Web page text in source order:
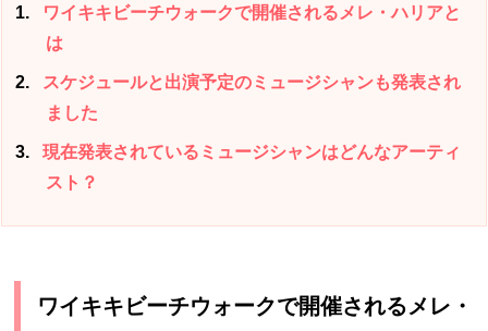
1
ワイキキビーチウォークで開催されるメレ・ハリアと
は
2
スケジュールと出演予定のミュージシャンも発表され
ました
3
現在発表されているミュージシャンはどんなアーティ
スト？
ワイキキビーチウォークで開催されるメレ・